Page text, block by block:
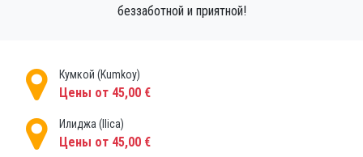
беззаботной и приятной!
Кумкой (Kumkoy)
Цены от 45,00 €
Илиджа (Ilica)
Цены от 45,00 €